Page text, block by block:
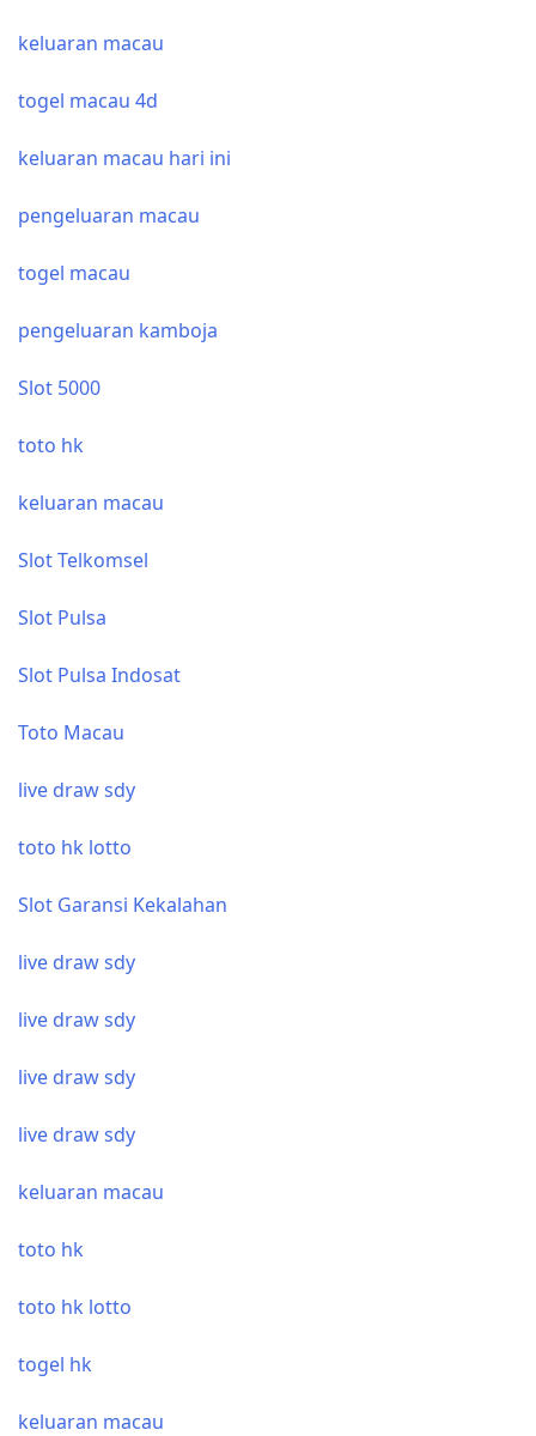
keluaran macau
togel macau 4d
keluaran macau hari ini
pengeluaran macau
togel macau
pengeluaran kamboja
Slot 5000
toto hk
keluaran macau
Slot Telkomsel
Slot Pulsa
Slot Pulsa Indosat
Toto Macau
live draw sdy
toto hk lotto
Slot Garansi Kekalahan
live draw sdy
live draw sdy
live draw sdy
live draw sdy
keluaran macau
toto hk
toto hk lotto
togel hk
keluaran macau